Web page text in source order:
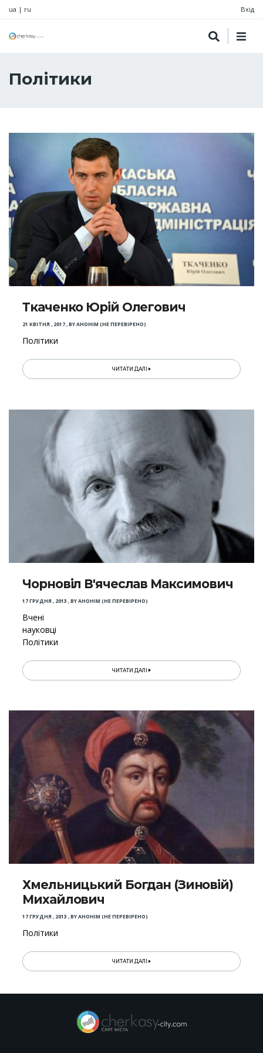
ua | ru Вхід
Політики
Ткаченко Юрій Олегович
21 КВІТНЯ , 2017,BYАНОНІМ (НЕ ПЕРЕВІРЕНО)
Політики
ЧИТАТИ ДАЛІ
Чорновіл В'ячеслав Максимович
17 ГРУДНЯ , 2013 ,BYАНОНІМ (НЕ ПЕРЕВІРЕНО)
Вчені
науковці
Політики
ЧИТАТИ ДАЛІ
Хмельницький Богдан (Зиновій)
Михайлович
17 ГРУДНЯ , 2013 ,BYАНОНІМ (НЕ ПЕРЕВІРЕНО)
Політики
ЧИТАТИ ДАЛІ